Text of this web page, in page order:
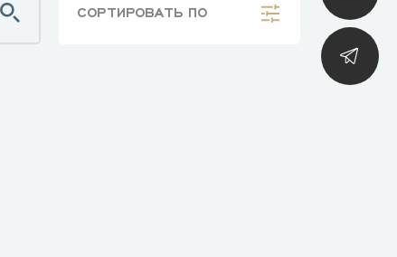
СОРТИРОВАТЬ ПО